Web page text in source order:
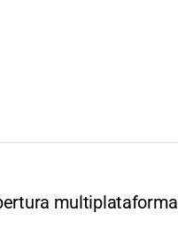
multiplataforma